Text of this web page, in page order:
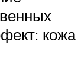
кожа